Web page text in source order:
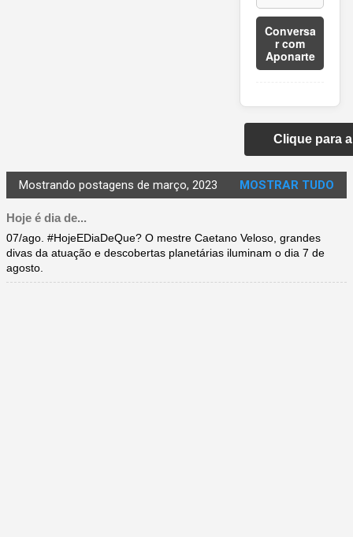
Conversa
r com
Aponarte
Clique para
Mostrando postagens de março, 2023 MOSTRAR TUDO
Hoje é dia de...
07/ago. #HojeEDiaDeQue? O mestre Caetano Veloso, grandes
divas da atuação e descobertas planetárias iluminam o dia 7 de
agosto.